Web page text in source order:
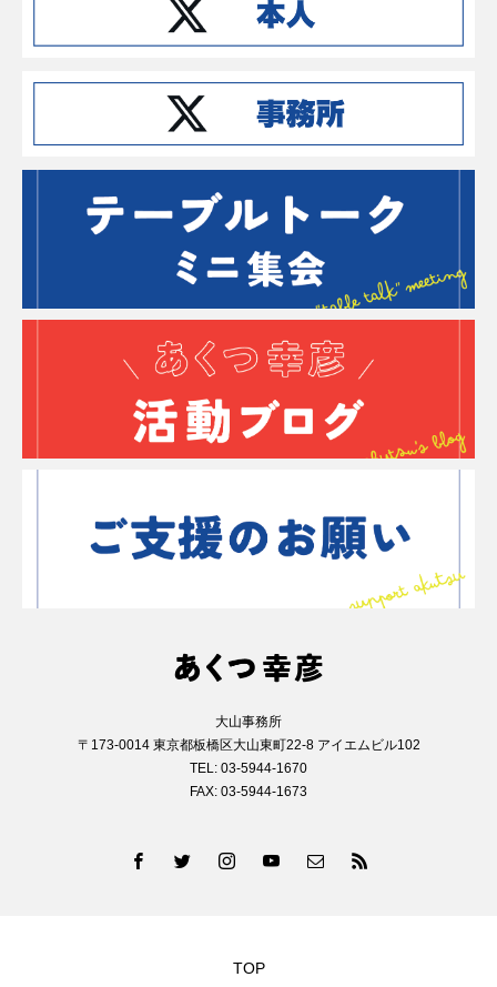
大山事務所
〒173-0014 東京都板橋区大山東町22-8 アイエムビル102
TEL: 03-5944-1670
FAX: 03-5944-1673
TOP